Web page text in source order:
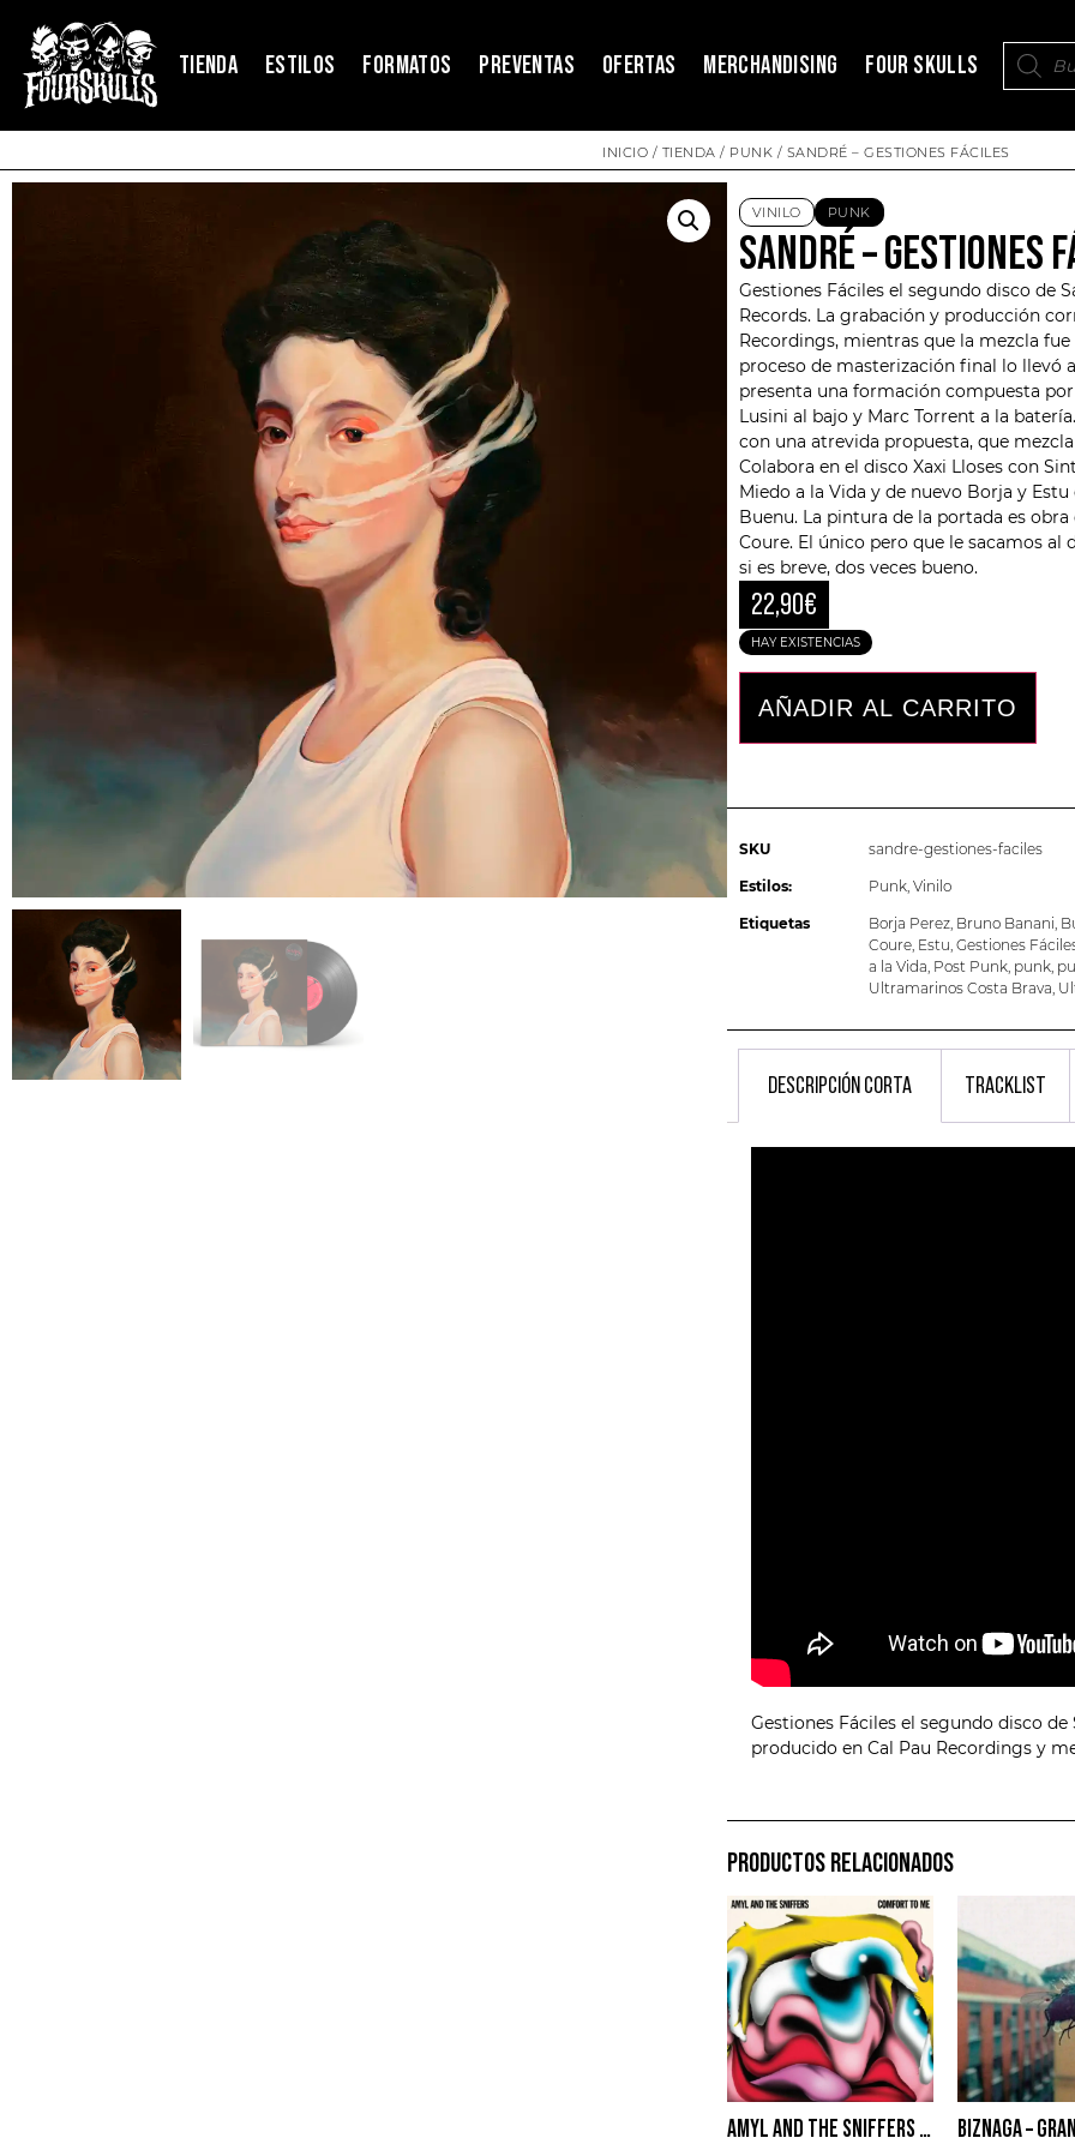
TIENDA ESTILOS FORMATOS PREVENTAS OFERTAS MERCHANDISING FOUR SKULLS
INICIO / TIENDA / PUNK / SANDRÉ – GESTIONES FÁCILES
VINILO PUNK
SANDRÉ – GESTIONES
Gestiones Fáciles el segundo disco de
Records. La grabación y producción
Recordings, mientras que la mezcla
proceso de masterización final lo llevó
presenta una formación compuesta por
Lusini al bajo y Marc Torrent a la
con una atrevida propuesta, que
Colabora en el disco Xaxi Lloses con
Miedo a la Vida y de nuevo Borja y
Buenu. La pintura de la portada es
Coure. El único pero que le sacamos
si es breve, dos veces bueno.
22,90€
HAY EXISTENCIAS
AÑADIR AL CARRITO
SKU sandre-gestiones-faciles
Estilos: Punk, Vinilo
Etiquetas Borja Perez, Bruno Banani
Coure, Estu Gestiones
a la Vida Post Punk, punk,
Ultramarinos Costa Brava
DESCRIPCIÓN CORTA TRACKLIST
Gestiones Fáciles el segundo disco
producido en Cal Pau Recordings y
PRODUCTOS RELACIONADOS
AMYL AND THE SNIFFERS – COMFORT TO ME BIZNAGA –